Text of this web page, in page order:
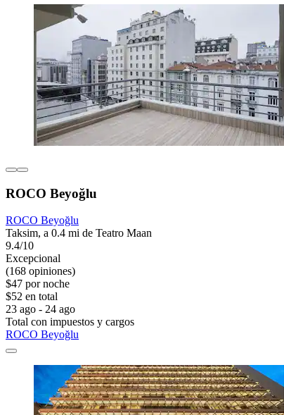
ROCO Beyoğlu
ROCO Beyoğlu
Taksim, a 0.4 mi de Teatro Maan
9.4/10
Excepcional
(168 opiniones)
$47 por noche
$52 en total
23 ago - 24 ago
Total con impuestos y cargos
ROCO Beyoğlu